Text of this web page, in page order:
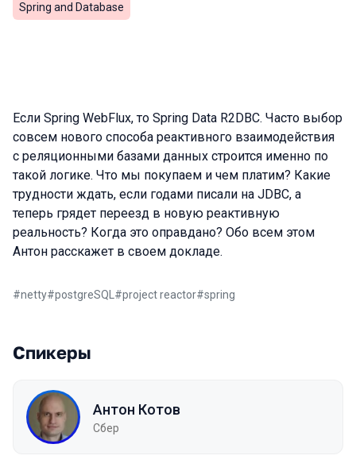
Spring and Database
Если Spring WebFlux, то Spring Data R2DBC. Часто выбор
совсем нового способа реактивного взаимодействия
с реляционными базами данных строится именно по
такой логике. Что мы покупаем и чем платим? Какие
трудности ждать, если годами писали на JDBC, а
теперь грядет переезд в новую реактивную
реальность? Когда это оправдано? Обо всем этом
Антон расскажет в своем докладе.
#netty#postgreSQL #project reactor#spring
Спикеры
Антон Котов
Сбер